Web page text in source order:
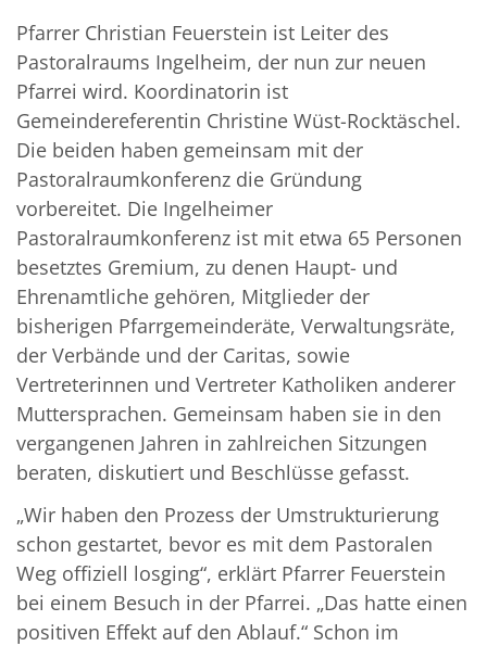
Pfarrer Christian Feuerstein ist Leiter des
Pastoralraums Ingelheim, der nun zur neuen
Pfarrei wird. Koordinatorin ist
Gemeindereferentin Christine Wüst-Rocktäschel.
Die beiden haben gemeinsam mit der
Pastoralraumkonferenz die Gründung
vorbereitet. Die Ingelheimer
Pastoralraumkonferenz ist mit etwa 65 Personen
besetztes Gremium, zu denen Haupt- und
Ehrenamtliche gehören, Mitglieder der
bisherigen Pfarrgemeinderäte, Verwaltungsräte,
der Verbände und der Caritas, sowie
Vertreterinnen und Vertreter Katholiken anderer
Muttersprachen. Gemeinsam haben sie in den
vergangenen Jahren in zahlreichen Sitzungen
beraten, diskutiert und Beschlüsse gefasst.
„Wir haben den Prozess der Umstrukturierung
schon gestartet, bevor es mit dem Pastoralen
Weg offiziell losging“, erklärt Pfarrer Feuerstein
bei einem Besuch in der Pfarrei. „Das hatte einen
positiven Effekt auf den Ablauf.“ Schon im